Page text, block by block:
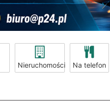
Nieruchomości Na telefon